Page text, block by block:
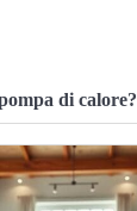
di calore?